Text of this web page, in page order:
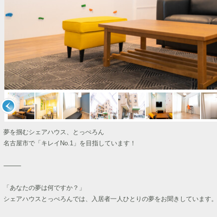
夢を掴むシェアハウス、とっぺろん
名古屋市で「キレイNo.1」を目指しています！
⸻
「あなたの夢は何ですか？」
シェアハウスとっぺろんでは、入居者一人ひとりの夢をお聞きしています。